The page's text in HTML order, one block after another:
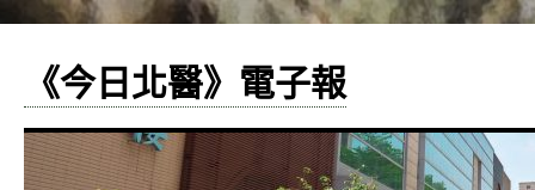
《今日北醫》電子報